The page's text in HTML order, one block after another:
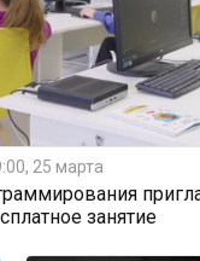
25 марта
занятие